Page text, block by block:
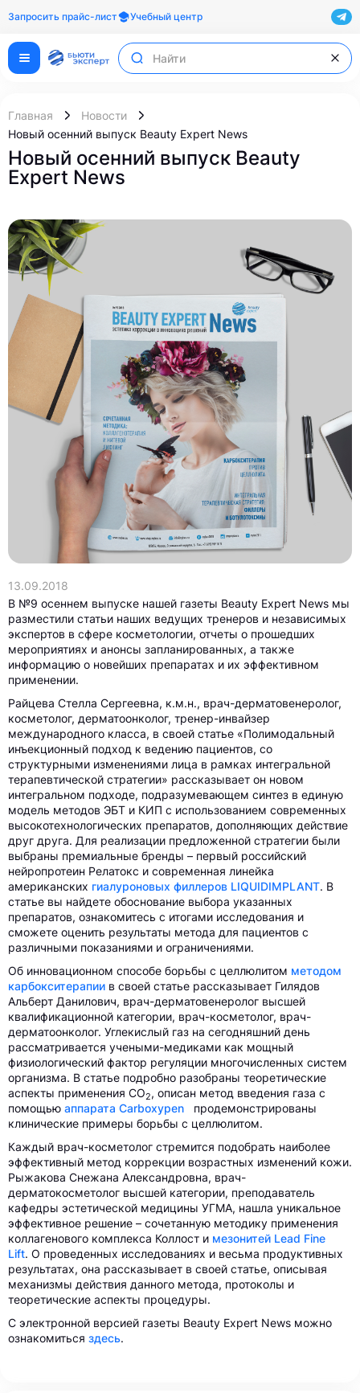
Запросить прайс-лист Учебный центр
Главная
Новости
Новый осенний выпуск Beauty Expert News
Новый осенний выпуск Beauty
Expert News
13.09.2018
В №9 осеннем выпуске нашей газеты Beauty Expert News мы
разместили статьи наших ведущих тренеров и независимых
экспертов в сфере косметологии, отчеты о прошедших
мероприятиях и анонсы запланированных, а также
информацию о новейших препаратах и их эффективном
применении.
Райцева Стелла Сергеевна, к.м.н., врач-дерматовенеролог,
косметолог, дерматоонколог, тренер-инвайзер
международного класса, в своей статье «Полимодальный
инъекционный подход к ведению пациентов, со
структурными изменениями лица в рамках интегральной
терапевтической стратегии» рассказывает он новом
интегральном подходе, подразумевающем синтез в единую
модель методов ЭБТ и КИП с использованием современных
высокотехнологических препаратов, дополняющих действие
друг друга. Для реализации предложенной стратегии были
выбраны премиальные бренды – первый российский
нейропротеин Релатокс и современная линейка
американских гиалуроновых филлеров LIQUIDIMPLANT. В
статье вы найдете обоснование выбора указанных
препаратов, ознакомитесь с итогами исследования и
сможете оценить результаты метода для пациентов с
различными показаниями и ограничениями.
Об инновационном способе борьбы с целлюлитом методом
карбокситерапии в своей статье рассказывает Гилядов
Альберт Данилович, врач-дерматовенеролог высшей
квалификационной категории, врач-косметолог, врач-
дерматоонколог. Углекислый газ на сегодняшний день
рассматривается учеными-медиками как мощный
физиологический фактор регуляции многочисленных систем
организма. В статье подробно разобраны теоретические
аспекты применения CO2, описан метод введения газа с
помощью аппарата Carboxypen продемонстрированы
клинические примеры борьбы с целлюлитом.
Каждый врач-косметолог стремится подобрать наиболее
эффективный метод коррекции возрастных изменений кожи.
Рыжакова Снежана Александровна, врач-
дерматокосметолог высшей категории, преподаватель
кафедры эстетической медицины УГМА, нашла уникальное
эффективное решение – сочетанную методику применения
коллагенового комплекса Коллост и мезонитей Lead Fine
Lift. О проведенных исследованиях и весьма продуктивных
результатах, она рассказывает в своей статье, описывая
механизмы действия данного метода, протоколы и
теоретические аспекты процедуры.
С электронной версией газеты Beauty Expert News можно
ознакомиться здесь.